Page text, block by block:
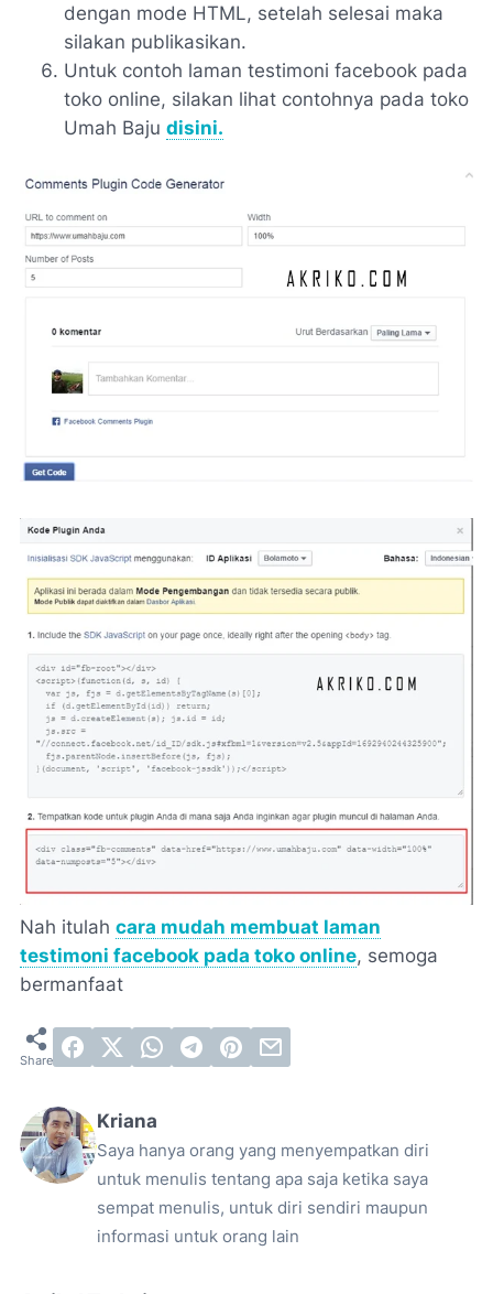
dengan mode HTML, setelah selesai maka
silakan publikasikan.
Untuk contoh laman testimoni facebook pada
toko online, silakan lihat contohnya pada toko
Umah Baju disini.
Nah itulah cara mudah membuat laman
testimoni facebook pada toko online, semoga
bermanfaat
Kriana
Saya hanya orang yang menyempatkan diri
untuk menulis tentang apa saja ketika saya
sempat menulis, untuk diri sendiri maupun
informasi untuk orang lain